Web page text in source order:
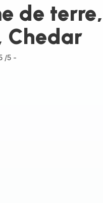
de terre,
Chedar
/5 -